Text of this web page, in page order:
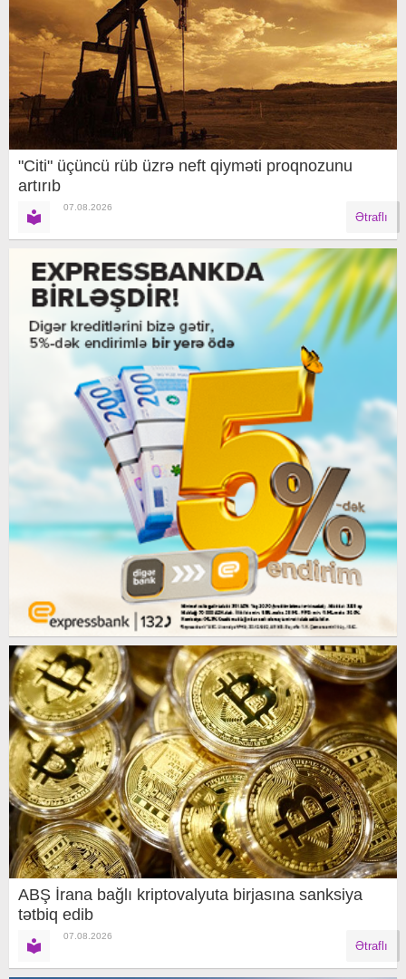
"Citi" üçüncü rüb üzrə neft qiyməti proqnozunu
artırıb
07.08.2026
Ətraflı
ABŞ İrana bağlı kriptovalyuta birjasına sanksiya
tətbiq edib
07.08.2026
Ətraflı